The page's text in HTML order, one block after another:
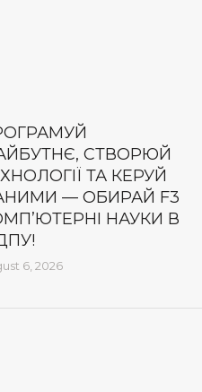
СТВОРЮЙ
ТА КЕРУЙ
— ОБИРАЙ F3
НАУКИ В
6, 2026